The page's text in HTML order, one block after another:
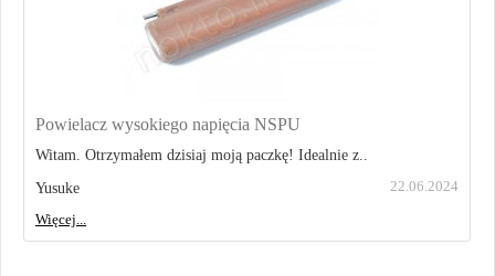
Powielacz wysokiego napięcia NSPU
Witam. Otrzymałem dzisiaj moją paczkę! Idealnie z..
Yusuke
22.06.2024
Więcej...